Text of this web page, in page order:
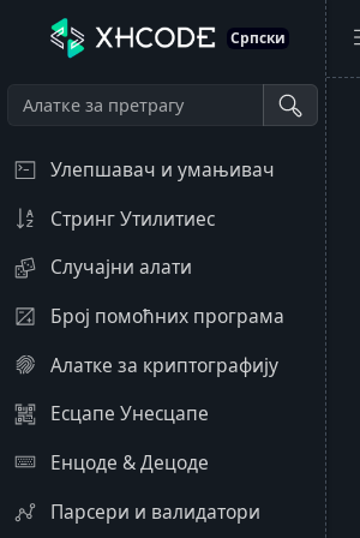
Српски
Улепшавач и умањивач
Стринг Утилитиес
Случајни алати
Број помоћних програма
Алатке за криптографију
Есцапе Унесцапе
Енцоде & Децоде
Парсери и валидатори